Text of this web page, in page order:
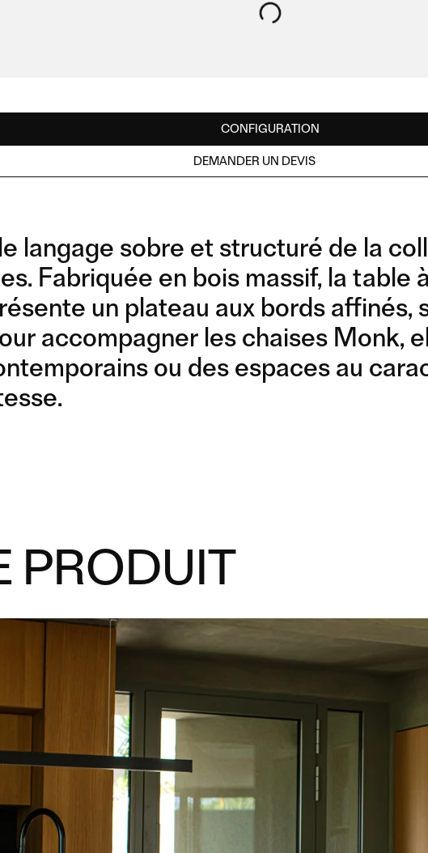
CONFIGURATION
DEMANDER UN DEVIS
200X100 DINING TABLE 240X100 DINING TABLE
langage sobre et structuré de la
Fabriquée en bois massif, la table
un plateau aux bords
accompagner les chaises Monk,
ou des espaces au
PRODUIT